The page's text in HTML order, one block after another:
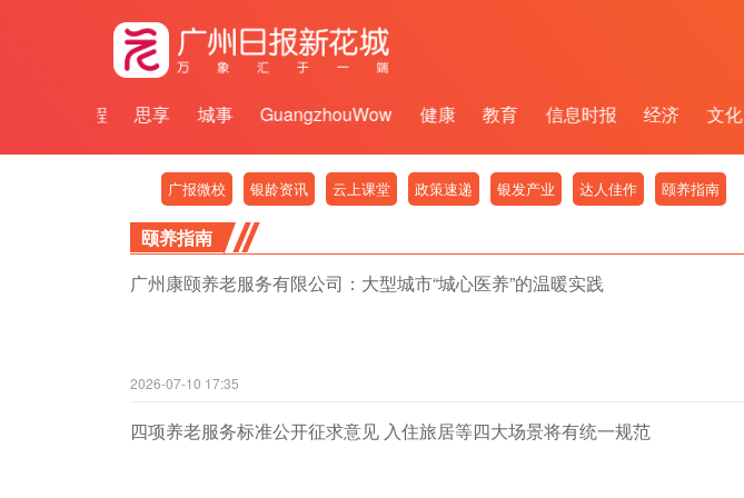
百千万工程 思享 城事 GuangzhouWow 健康 教育 信息时报 经济 文化
广报微校 银龄资讯 云上课堂 政策速递 银发产业 达人佳作 颐养指南
颐养指南
广州康颐养老服务有限公司：大型城市“城心医养”的温暖实践
2026-07-10 17:35
四项养老服务标准公开征求意见 入住旅居等四大场景将有统一规范